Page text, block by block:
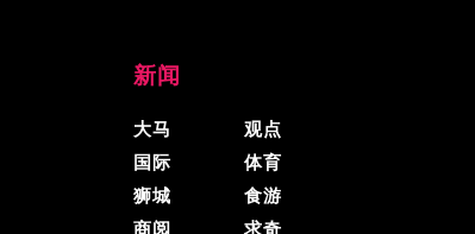
新闻
大马
国际
狮城
商阅
观点
体育
食游
求奇